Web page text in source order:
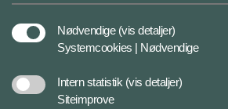
Nødvendige (vis detaljer)
Systemcookies | Nødvendige
Intern statistik (vis detaljer)
Siteimprove